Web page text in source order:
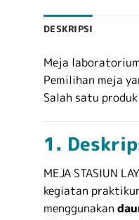
DESKRIPSI
Meja
Pemilihan meja
Salah satu
1.
MEJA STASIUN
kegiatan
menggunakan